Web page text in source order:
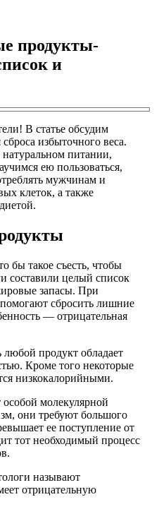
продукты-
и
В статье обсудим
избыточного веса.
питании,
ею пользоваться,
мужчинам и
клеток, а также
бы такое съесть, чтобы
составили целый список
запасы. При
сбросить лишние
— отрицательная
любой продукт обладает
Кроме того некоторые
низкокалорийными.
молекулярной
они требуют большого
ее поступление от
тот необходимый процесс
называют
отрицательную